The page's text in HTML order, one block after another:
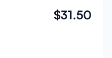
$31.50